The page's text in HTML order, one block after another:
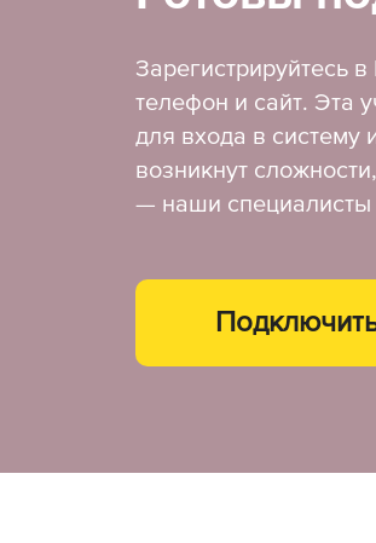
Зарегистрируйтесь
телефон и сайт. Эта
для входа в систему
возникнут сложности,
— наши специалисты